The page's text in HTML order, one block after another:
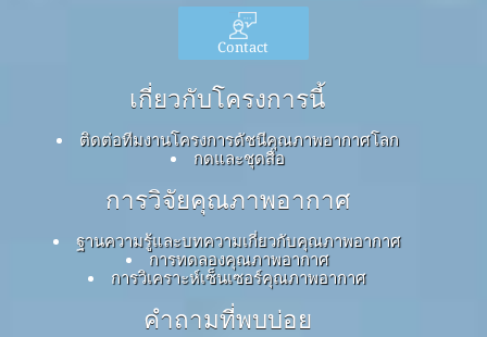
Contact
เกี่ยวกับโครงการนี้
ติดต่อทีมงานโครงการดัชนีคุณภาพอากาศโลก
กดและชุดสื่อ
การวิจัยคุณภาพอากาศ
ฐานความรู้และบทความเกี่ยวกับคุณภาพอากาศ
การทดลองคุณภาพอากาศ
การวิเคราะห์เซ็นเซอร์คุณภาพอากาศ
คำถามที่พบบ่อย